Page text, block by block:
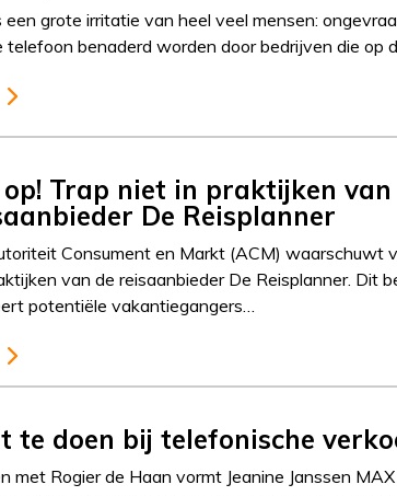
een grote irritatie van heel veel mensen:
telefoon benaderd worden door bedrijven die op
op! Trap niet in praktijken van
De Reisplanner
Consument en Markt (ACM) waarschuwt
van de reisaanbieder De Reisplanner. Dit
potentiële vakantiegangers…
te doen bij telefonische
met Rogier de Haan vormt Jeanine Janssen MAX